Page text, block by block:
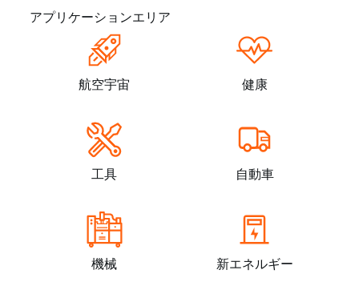
アプリケーションエリア
航空宇宙 健康
工具 自動車
機械 新エネルギー